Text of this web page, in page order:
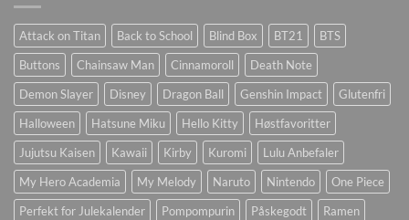
Attack on Titan Back to School Blind Box BT21
BTS
Buttons
Chainsaw Man Cinnamoroll
Death Note
Demon Slayer
Disney Dragon Ball Genshin Impact
Glutenfri
Halloween
Hatsune Miku Hello Kitty
Høstfavoritter
Jujutsu Kaisen
Kawaii Kirby Kuromi
Lulu Anbefaler
My Hero Academia
My Melody Naruto Nintendo
One Piece
Perfekt for Julekalender
Pompompurin Påskegodt
Ramen